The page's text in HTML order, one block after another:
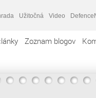
Užitočná Video
Zoznam blogov